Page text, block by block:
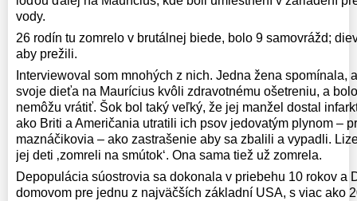
vody.
26 rodín tu zomrelo v brutálnej biede, bolo 9 samovrážd;
aby prežili.
Interviewoval som mnohých z nich. Jedna žena spomínala,
svoje dieťa na Maurícius kvôli zdravotnému ošetreniu, a
nemôžu vrátiť. Šok bol taký veľký, že jej manžel dostal
ako Briti a Američania utratili ich psov jedovatým plynom –
maznáčikovia – ako zastrašenie aby sa zbalili a vypadli.
jej deti ‚zomreli na smútok‘. Ona sama tiež už zomrela.
Depopulácia súostrovia sa dokonala v priebehu 10 rokov a
domovom pre jednu z najväčších základní USA, s viac ako